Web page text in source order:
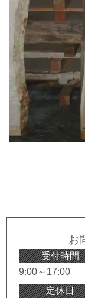
お
受付時間
9:00～17:00
定休日